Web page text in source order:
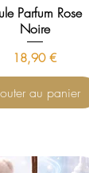
Parfum Rose
Noire
Prix
18,90 €
au panier